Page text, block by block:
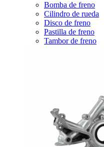
Bomba de freno
Cilindro de rueda
Disco de freno
Pastilla de freno
Tambor de freno